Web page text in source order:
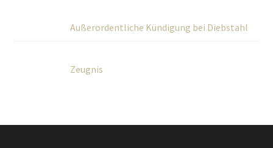
Außerordentliche Kündigung bei Diebstahl
Zeugnis